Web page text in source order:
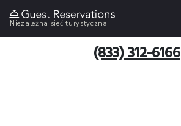
Niezależna sieć turystyczna
(833) 312-6166